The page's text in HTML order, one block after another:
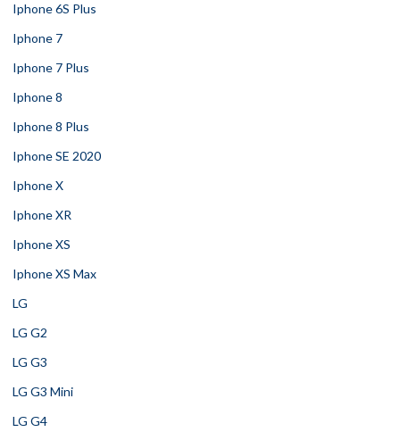
Iphone 6S Plus
Iphone 7
Iphone 7 Plus
Iphone 8
Iphone 8 Plus
Iphone SE 2020
Iphone X
Iphone XR
Iphone XS
Iphone XS Max
LG
LG G2
LG G3
LG G3 Mini
LG G4